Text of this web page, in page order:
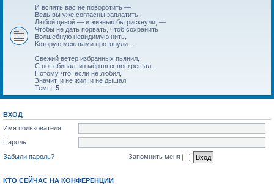
И вспять вас не поворотить —
Ведь вы уже согласны заплатить:
Любой ценой — и жизнью бы рискнули, —
Чтобы не дать порвать, чтоб сохранить
Волшебную невидимую нить,
Которую меж вами протянули...
Свежий ветер избранных пьянил,
С ног сбивал, из мёртвых воскрешал,
Потому что, если не любил,
Значит, и не жил, и не дышал!
Темы: 5
ВХОД
Имя пользователя:
Пароль:
Забыли пароль?
Запомнить меня
КТО СЕЙЧАС НА КОНФЕРЕНЦИИ